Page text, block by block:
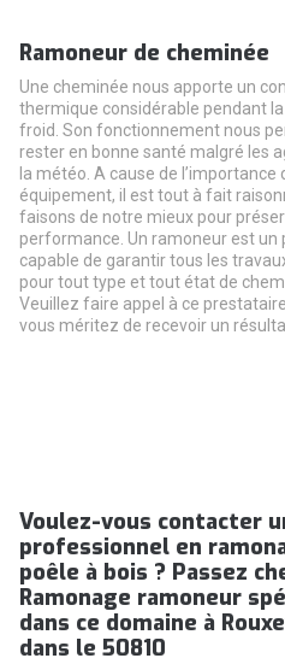
Ramoneur de cheminée
Une cheminée nous apporte un
thermique considérable pendant
froid. Son fonctionnement nous
rester en bonne santé malgré les
la météo. A cause de l’importance
équipement, il est tout à fait
faisons de notre mieux pour
performance. Un ramoneur est un
capable de garantir tous les
pour tout type et tout état de
Veuillez faire appel à ce
vous méritez de recevoir un
Voulez-vous contacter
professionnel en
poêle à bois ? Passez
Ramonage ramoneur
dans ce domaine à
dans le 50810